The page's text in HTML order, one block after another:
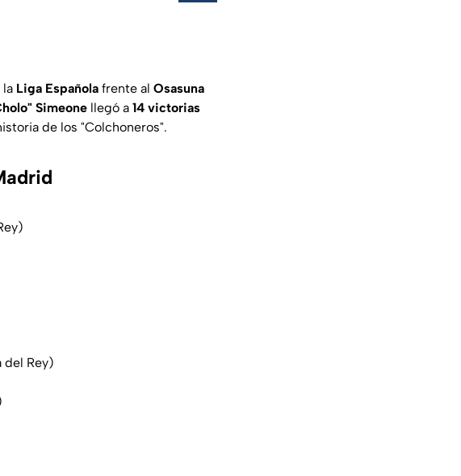
la Liga Española frente al Osasuna
Simeone llegó a 14 victorias
de los "Colchoneros".
del Rey)